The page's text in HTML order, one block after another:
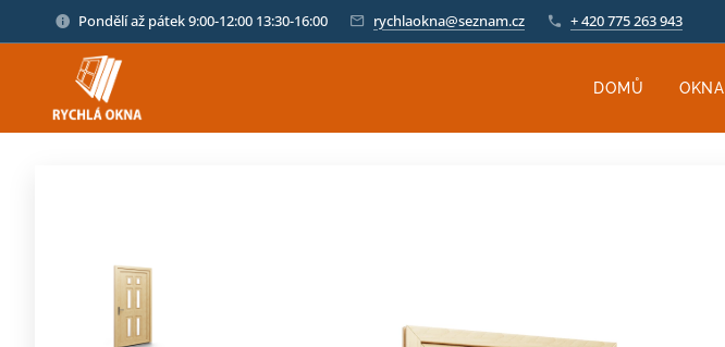
Pondělí až pátek 9:00-12:00 13:30-16:00 rychlaokna@seznam.cz + 420 775 263 943
DOMŮ OKNA